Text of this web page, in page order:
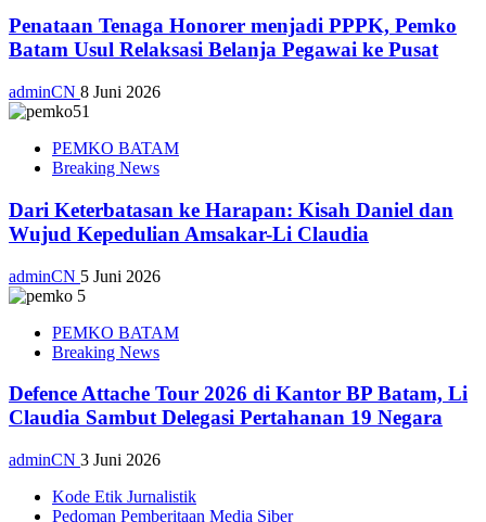
Penataan Tenaga Honorer menjadi PPPK, Pemko
Batam Usul Relaksasi Belanja Pegawai ke Pusat
adminCN 8 Juni 2026
PEMKO BATAM
Breaking News
Dari Keterbatasan ke Harapan: Kisah Daniel dan
Wujud Kepedulian Amsakar-Li Claudia
adminCN 5 Juni 2026
PEMKO BATAM
Breaking News
Defence Attache Tour 2026 di Kantor BP Batam, Li
Claudia Sambut Delegasi Pertahanan 19 Negara
adminCN 3 Juni 2026
Kode Etik Jurnalistik
Pedoman Pemberitaan Media Siber